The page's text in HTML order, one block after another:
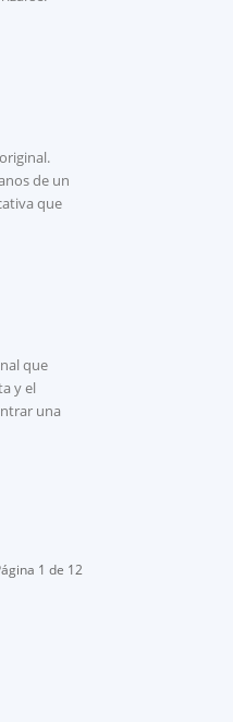
de un
que
que
y el
una
1 de 12